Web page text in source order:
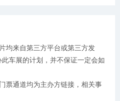
均来自第三方平台或第三方发
车展的计划，并不保证一定会如
票通道均为主办方链接，相关事